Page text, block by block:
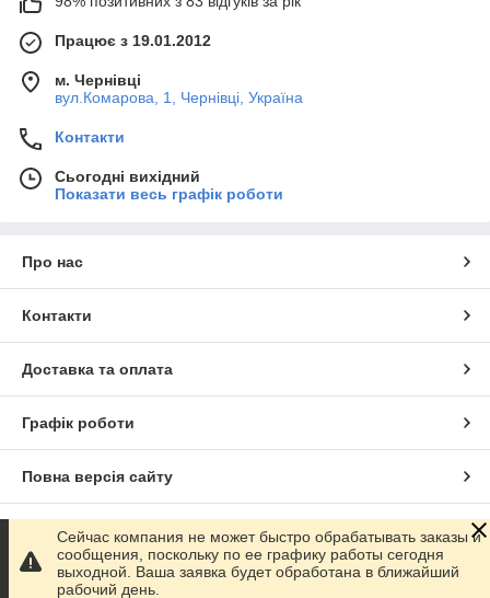
Працює з 19.01.2012
м. Чернівці
вул.Комарова, 1, Чернівці, Україна
Контакти
Сьогодні вихідний
Показати весь графік роботи
Про нас
Контакти
Доставка та оплата
Графік роботи
Повна версія сайту
Сайт створено на маркетплейсі Prom.ua
Політика конфіденційності
Сейчас компания не может быстро обрабатывать заказы и
сообщения, поскольку по ее графику работы сегодня
выходной. Ваша заявка будет обработана в ближайший
рабочий день.